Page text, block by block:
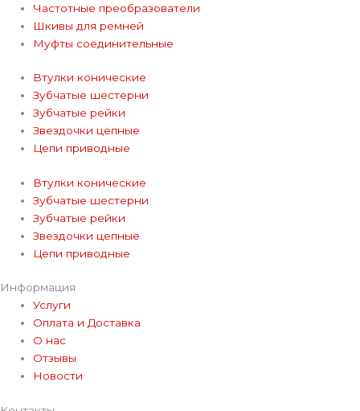
Частотные преобразователи
Шкивы для ремней
Муфты соединительные
Втулки конические
Зубчатые шестерни
Зубчатые рейки
Звездочки цепные
Цепи приводные
Втулки конические
Зубчатые шестерни
Зубчатые рейки
Звездочки цепные
Цепи приводные
Информация
Услуги
Оплата и Доставка
О нас
Отзывы
Новости